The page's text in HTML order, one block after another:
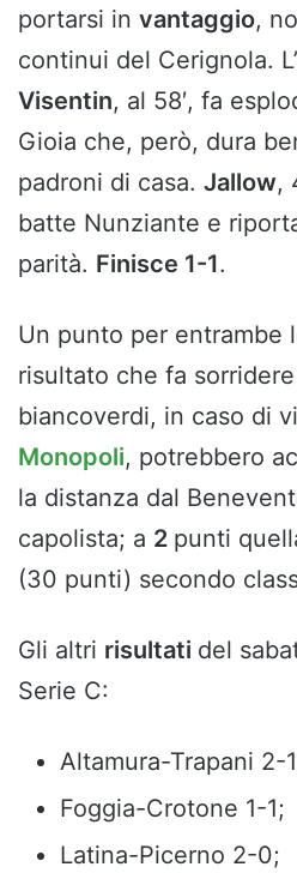
portarsi in vantaggio,
continui del Cerignola.
Visentin, al 58′, fa
Gioia che, però, dura
padroni di casa. Jallow,
batte Nunziante e
parità. Finisce 1-1.
Un punto per entrambe
risultato che fa sorridere
biancoverdi, in caso di
Monopoli, potrebbero
la distanza dal
capolista; a 2 punti
(30 punti) secondo
Gli altri risultati del
Serie C:
Altamura-Trapani 2-
Foggia-Crotone 1-1;
Latina-Picerno 2-0;